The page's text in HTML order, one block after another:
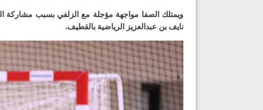
ويمتلك الصفا مواجهة مؤجلة مع الزلفي بسبب مشاركة
نايف بن عبدالعزيز الرياضية بالقطيف.